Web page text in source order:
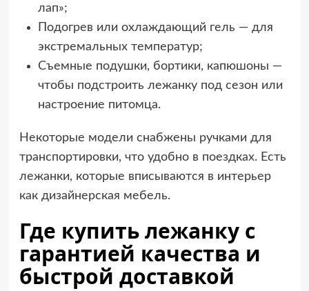
лап»;
Подогрев или охлаждающий гель — для
экстремальных температур;
Съемные подушки, бортики, капюшоны —
чтобы подстроить лежанку под сезон или
настроение питомца.
Некоторые модели снабжены ручками для
транспортировки, что удобно в поездках. Есть
лежанки, которые вписываются в интерьер
как дизайнерская мебель.
Где купить лежанку с
гарантией качества и
быстрой доставкой